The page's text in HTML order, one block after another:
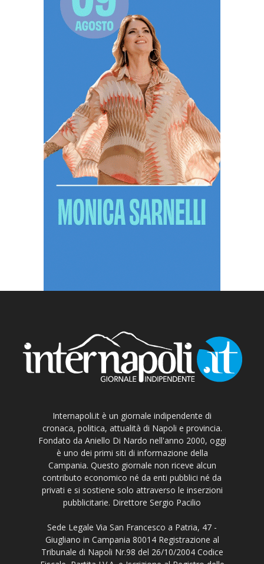
Internapoli.it è un giornale indipendente di
cronaca, politica, attualità di Napoli e provincia.
Fondato da Aniello Di Nardo nell'anno 2000, oggi
è uno dei primi siti di informazione della
Campania. Questo giornale non riceve alcun
contributo economico né da enti pubblici né da
privati e si sostiene solo attraverso le inserzioni
pubblicitarie. Direttore Sergio Pacilio
Sede Legale Via San Francesco a Patria, 47 -
Giugliano in Campania 80014 Registrazione al
Tribunale di Napoli Nr.98 del 26/10/2004 Codice